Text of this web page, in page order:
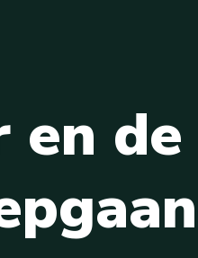
en de
pgaan